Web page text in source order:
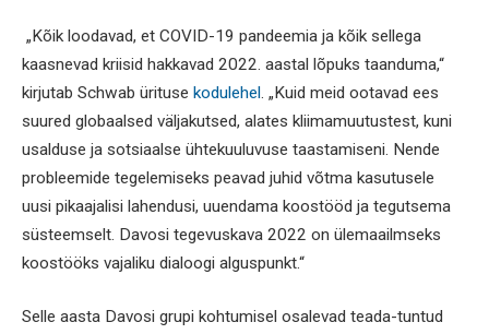
„Kõik loodavad, et COVID-19 pandeemia ja kõik sellega
kaasnevad kriisid hakkavad 2022. aastal lõpuks taanduma,“
kirjutab Schwab ürituse kodulehel . „Kuid meid ootavad ees
suured globaalsed väljakutsed, alates kliimamuutustest, kuni
usalduse ja sotsiaalse ühtekuuluvuse taastamiseni. Nende
probleemide tegelemiseks peavad juhid võtma kasutusele
uusi pikaajalisi lahendusi, uuendama koostööd ja tegutsema
süsteemselt. Davosi tegevuskava 2022 on ülemaailmseks
koostööks vajaliku dialoogi alguspunkt.“
Selle aasta Davosi grupi kohtumisel osalevad teada-tuntud